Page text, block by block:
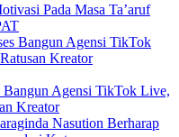
Pada Masa Ta’aruf
Bangun Agensi TikTok Live,
Kreator